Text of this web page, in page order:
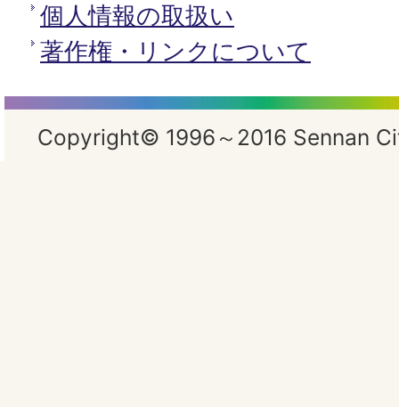
個人情報の取扱い
著作権・リンクについて
Copyright© 1996～2016 Sennan